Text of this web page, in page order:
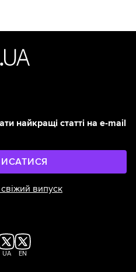
найкращі статті на e-mail
випуск
UA EN